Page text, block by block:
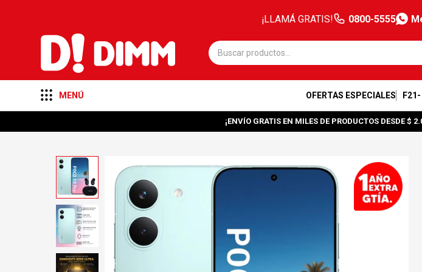
¡LLAMÁ GRATIS! 0800-5555
MENÚ OFERTAS ESPECIALES
¡ENVÍO GRATIS EN MILES DE PRODUCTOS DESDE $